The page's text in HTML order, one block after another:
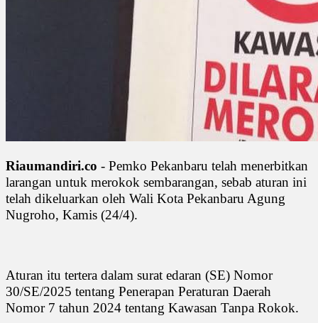
Riaumandiri.co - Pemko Pekanbaru telah menerbitkan
larangan untuk merokok sembarangan, sebab aturan ini
telah dikeluarkan oleh Wali Kota Pekanbaru Agung
Nugroho, Kamis (24/4).
Aturan itu tertera dalam surat edaran (SE) Nomor
30/SE/2025 tentang Penerapan Peraturan Daerah
Nomor 7 tahun 2024 tentang Kawasan Tanpa Rokok.